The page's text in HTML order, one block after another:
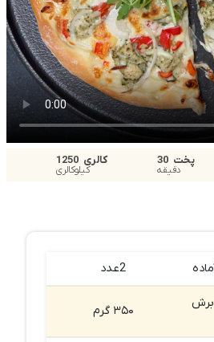
پخت 30
دقیقه
کالری 1250
کیلوکالری
2عدد
۳۵۰ گرم